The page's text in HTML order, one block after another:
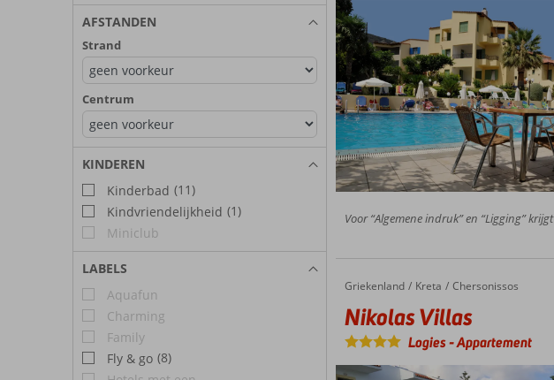
AFSTANDEN
Strand
Centrum
KINDEREN
Kinderbad (11)
Kindvriendelijkheid (1)
Miniclub
LABELS
Aquafun
Charming
Family
Fly & go (8)
Voor “Algemene indruk” en “Ligging”
Home
Griekenland Kreta Chersonissos
Nikolas Villas
Nikolas Villas
Logies-Appartement